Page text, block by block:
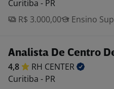
Curitiba - PR
R$ 3.000,00
Ensino
Analista De Centro
4,8 RH CENTER
Curitiba - PR